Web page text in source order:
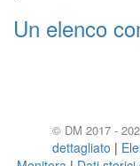
Un elenco
© DM 2017 -
dettagliato |